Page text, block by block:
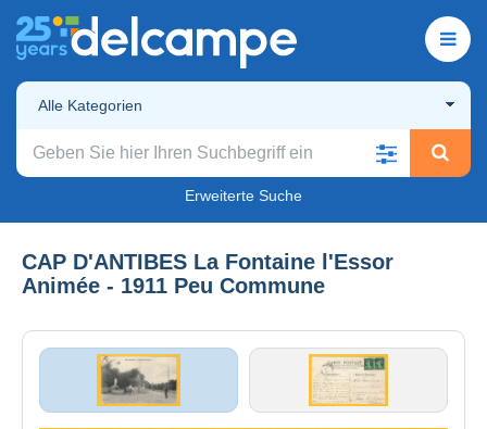
Alle Kategorien
Erweiterte Suche
CAP D'ANTIBES La Fontaine l'Essor
Animée - 1911 Peu Commune